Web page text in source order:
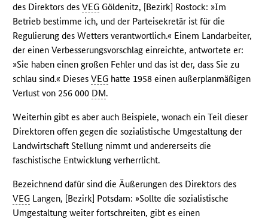
des Direktors desVEG Göldenitz, [Bezirk] Rostock: »Im
Betrieb bestimme ich, und der Parteisekretär ist für die
Regulierung des Wetters verantwortlich.« Einem Landarbeiter,
der einen Verbesserungsvorschlag einreichte, antwortete er:
»Sie haben einen großen Fehler und das ist der, dass Sie zu
schlau sind.« DiesesVEG hatte 1958 einen außerplanmäßigen
Verlust von 256 000 DM.
Weiterhin gibt es aber auch Beispiele, wonach ein Teil dieser
Direktoren offen gegen die sozialistische Umgestaltung der
Landwirtschaft Stellung nimmt und andererseits die
faschistische Entwicklung verherrlicht.
Bezeichnend dafür sind die Äußerungen des Direktors des
VEG Langen, [Bezirk] Potsdam: »Sollte die sozialistische
Umgestaltung weiter fortschreiten, gibt es einen